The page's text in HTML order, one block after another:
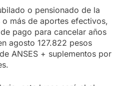
o pensionado de la
más de aportes efectivos,
pago para cancelar años
agosto 127.822 pesos
ANSES + suplementos por